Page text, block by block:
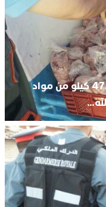
الدرك الملكي يوقف ترويج أزيد من 47 كيلو من مواد